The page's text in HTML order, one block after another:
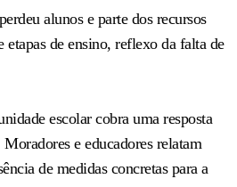
alunos e parte dos recursos
etapas de ensino, reflexo da falta de
escolar cobra uma resposta
e educadores relatam
de medidas concretas para a